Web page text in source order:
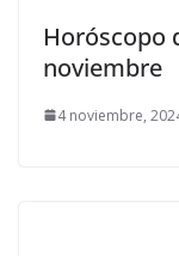
Horóscopo
noviembre
4 noviembre,